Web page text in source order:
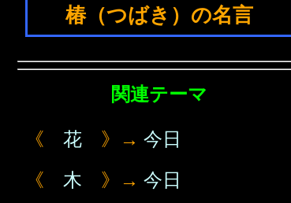
椿（つばき）の名言
関連テーマ
《 花 》→ 今日
《 木 》→ 今日